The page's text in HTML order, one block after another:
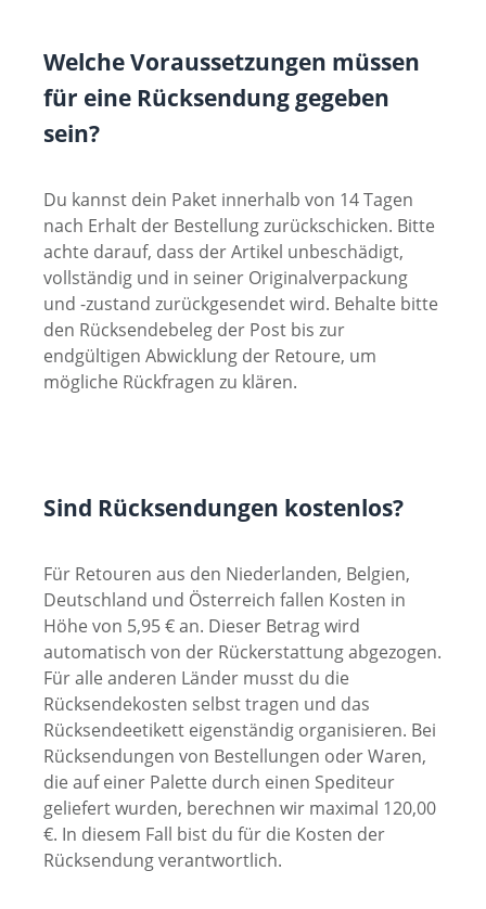
Welche Voraussetzungen müssen
für eine Rücksendung gegeben
sein?
Du kannst dein Paket innerhalb von 14 Tagen
nach Erhalt der Bestellung zurückschicken. Bitte
achte darauf, dass der Artikel unbeschädigt,
vollständig und in seiner Originalverpackung
und -zustand zurückgesendet wird. Behalte bitte
den Rücksendebeleg der Post bis zur
endgültigen Abwicklung der Retoure, um
mögliche Rückfragen zu klären.
Sind Rücksendungen kostenlos?
Für Retouren aus den Niederlanden, Belgien,
Deutschland und Österreich fallen Kosten in
Höhe von 5,95 € an. Dieser Betrag wird
automatisch von der Rückerstattung abgezogen.
Für alle anderen Länder musst du die
Rücksendekosten selbst tragen und das
Rücksendeetikett eigenständig organisieren. Bei
Rücksendungen von Bestellungen oder Waren,
die auf einer Palette durch einen Spediteur
geliefert wurden, berechnen wir maximal 120,00
€. In diesem Fall bist du für die Kosten der
Rücksendung verantwortlich.